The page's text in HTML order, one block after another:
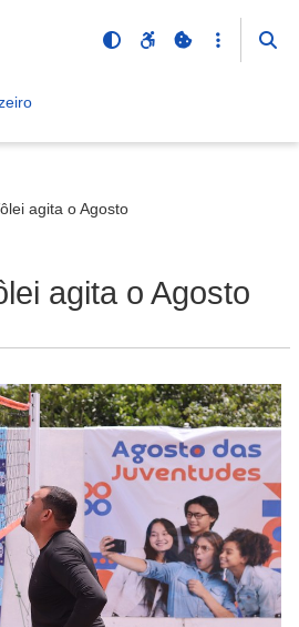
agita o Agosto
agita o Agosto